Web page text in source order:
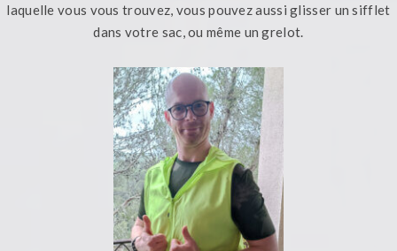
laquelle vous vous trouvez, vous pouvez aussi glisser un sifflet
dans votre sac, ou même un grelot.